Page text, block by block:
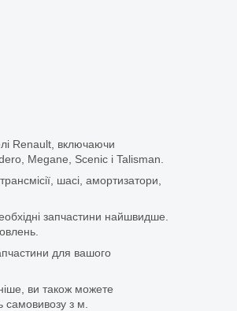
Renault, включаючи
Megane, Scenic і Talisman.
шасі, амортизатори,
запчастини найшвидше.
для вашого
ви також можете
з м.